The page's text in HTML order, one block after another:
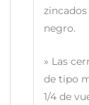
negro.
» Las
de tipo
1/4 de